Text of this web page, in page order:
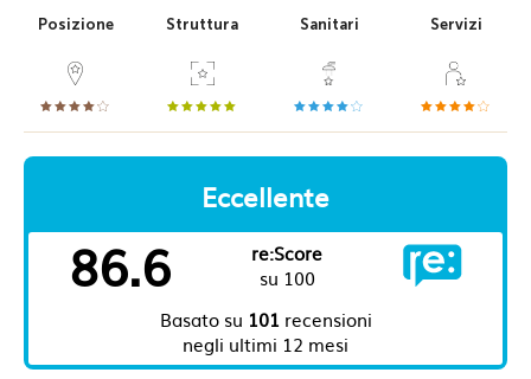
Posizione Struttura Sanitari Servizi